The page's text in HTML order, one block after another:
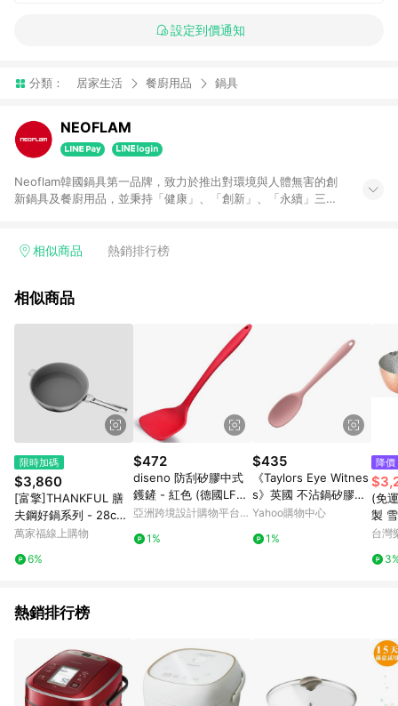
設定到價通知
分類： 居家生活 餐廚用品 鍋具
NEOFLAM
Neoflam韓國鍋具第一品牌，致力於推出對環境與人體無害的創
新鍋具及餐廚用品，並秉持「健康」、「創新」、「永續」三大
全又可靠的餐廚用品。此外NEOFLAM設有獨立研發中心，專注
創新且卓越的廚房用品體驗，讓日常料理變得更方便、更健康、
相似商品 熱銷排行榜
相似商品
限時加碼
$3,860
[富擎]THANKFUL 膳
夫鋼好鍋系列 - 28cm
陶瓷不沾煎鍋組 (含可
萬家福線上購物
6%
$472
diseno 防刮矽膠中式
鑊鏟 - 紅色 (德國LFGB
認證)
亞洲跨境設計購物平台
1%
$435
《Taylors Eye Witnes
s》英國 不沾鍋矽膠料
理匙-櫻花粉29cm-- 攪
Yahoo購物中心
1%
降價
(免
製
單手
6 日
台灣
熱銷排行榜